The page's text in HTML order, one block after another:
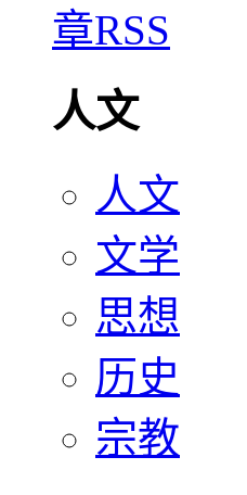
人文
人文
文学
思想
历史
宗教